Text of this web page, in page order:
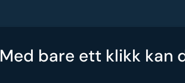
Med bare ett klikk kan